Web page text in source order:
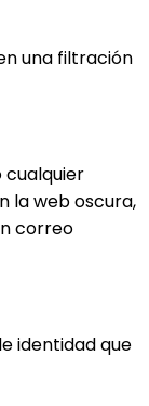
una filtración
cualquier
la web oscura,
correo
identidad que